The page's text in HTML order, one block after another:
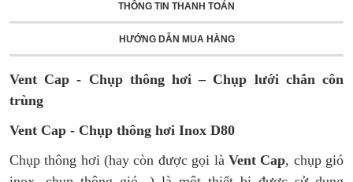
THÔNG TIN THANH TOÁN
HƯỚNG DẪN MUA HÀNG
Vent Cap - Chụp thông hơi – Chụp lưới chắn côn
trùng
Vent Cap - Chụp thông hơi Inox D80
Chụp thông hơi (hay còn được gọi là Vent Cap, chụp gió